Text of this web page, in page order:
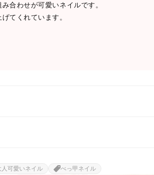
合わせが可愛いネイルです。
てくれています。
人可愛いネイル べっ甲ネイル